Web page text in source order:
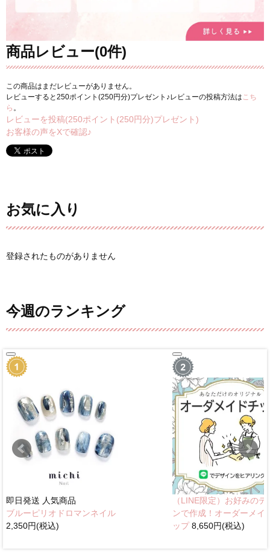
商品レビュー(0件)
この商品はまだレビューがありません。
レビューすると250ポイント(250円分)プレゼント♪レビューの投稿方法は こち
ら 。
レビューを投稿(250ポイント(250円分)プレゼント)
お客様の声をXで確認♪
お気に入り
登録されたものがありません
今週のランキング
即日発送 人気商品
ブルーピリオドロマンネイル
2,350円(税込)
（LINE限定）お好みのデ
ンで作成！オーダーメイ
ップ8,650円(税込)